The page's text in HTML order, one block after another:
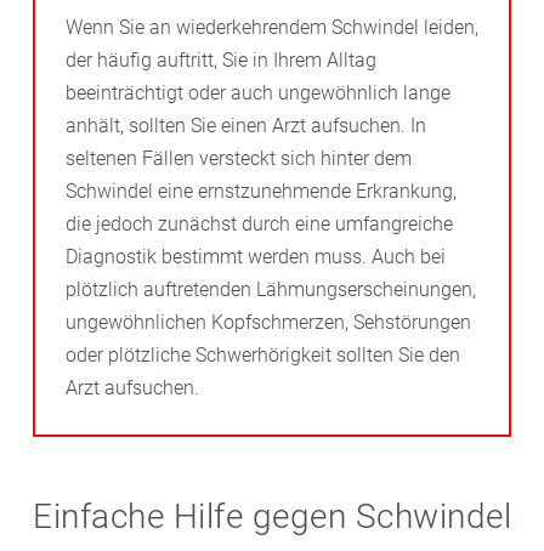
Wenn Sie an wiederkehrendem Schwindel leiden,
der häufig auftritt, Sie in Ihrem Alltag
beeinträchtigt oder auch ungewöhnlich lange
anhält, sollten Sie einen Arzt aufsuchen. In
seltenen Fällen versteckt sich hinter dem
Schwindel eine ernstzunehmende Erkrankung,
die jedoch zunächst durch eine umfangreiche
Diagnostik bestimmt werden muss. Auch bei
plötzlich auftretenden Lähmungserscheinungen,
ungewöhnlichen Kopfschmerzen, Sehstörungen
oder plötzliche Schwerhörigkeit sollten Sie den
Arzt aufsuchen.
Einfache Hilfe gegen Schwindel